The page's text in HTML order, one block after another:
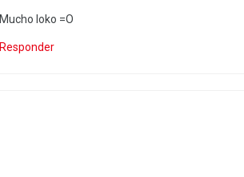
Mucho loko =O
Responder